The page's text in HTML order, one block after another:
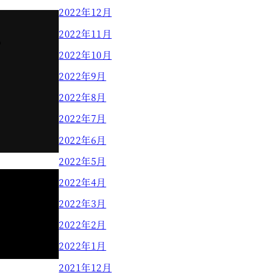
2022年12月
2022年11月
2022年10月
2022年9月
2022年8月
2022年7月
2022年6月
2022年5月
2022年4月
2022年3月
2022年2月
2022年1月
2021年12月